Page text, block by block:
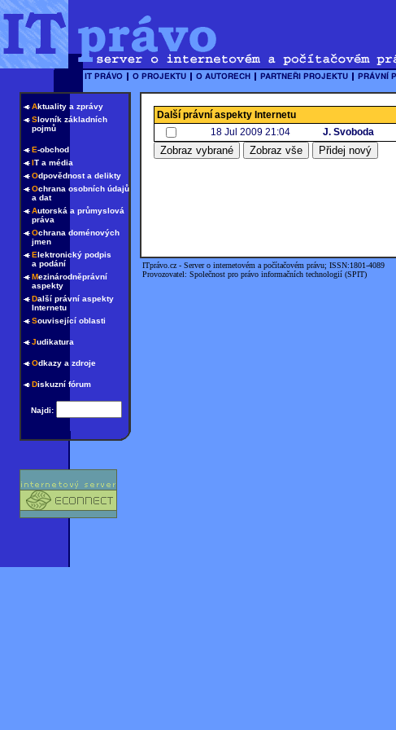
Aktuality a zprávy
Slovník základních
pojmů
E-obchod
IT a média
Odpovědnost a delikty
Ochrana osobních údajů
a dat
Autorská a průmyslová
práva
Ochrana doménových
jmen
Elektronický podpis
a podání
Mezinárodněprávní
aspekty
Další právní aspekty
Internetu
Související oblasti
Judikatura
Odkazy a zdroje
Diskuzní fórum
Najdi:
Další právní aspekty Internetu
18 Jul 2009 21:04 J. Svoboda
ITprávo.cz - Server o internetovém a počítačovém právu; ISSN:1801-4089
Provozovatel: Společnost pro právo informačních technologií (SPIT)